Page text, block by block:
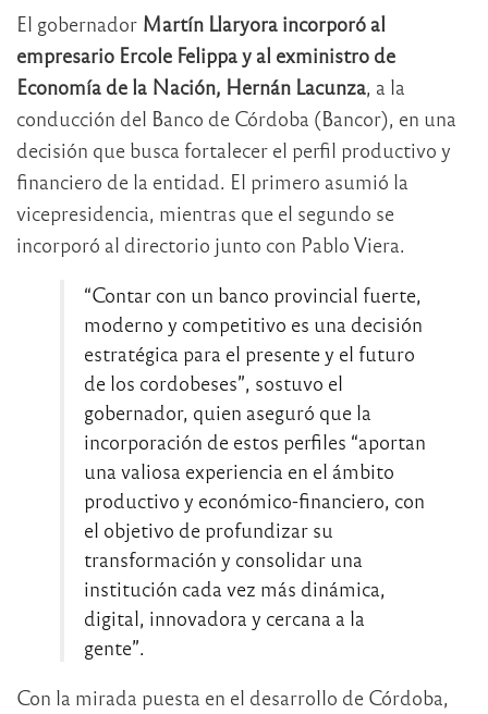
El gobernador Martín Llaryora incorporó al
empresario Ercole Felippa y al exministro de
Economía de la Nación, Hernán Lacunza, a la
conducción del Banco de Córdoba (Bancor), en una
decisión que busca fortalecer el perfil productivo y
financiero de la entidad. El primero asumió la
vicepresidencia, mientras que el segundo se
incorporó al directorio junto con Pablo Viera.
“Contar con un banco provincial fuerte,
moderno y competitivo es una decisión
estratégica para el presente y el futuro
de los cordobeses”, sostuvo el
gobernador, quien aseguró que la
incorporación de estos perfiles “aportan
una valiosa experiencia en el ámbito
productivo y económico-financiero, con
el objetivo de profundizar su
transformación y consolidar una
institución cada vez más dinámica,
digital, innovadora y cercana a la
gente”.
Con la mirada puesta en el desarrollo de Córdoba,